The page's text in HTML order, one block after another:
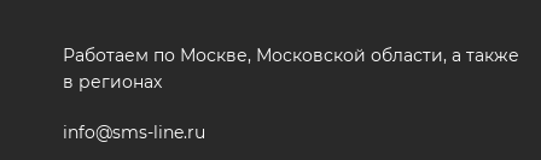
Работаем по Москве, Московской области, а также
в регионах
info@sms-line.ru